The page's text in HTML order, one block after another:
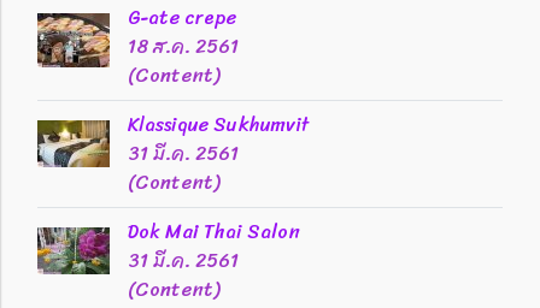
G-ate crepe
18 ส.ค. 2561
(Content)
Klassique Sukhumvit
31 มี.ค. 2561
(Content)
Dok Mai Thai Salon
31 มี.ค. 2561
(Content)